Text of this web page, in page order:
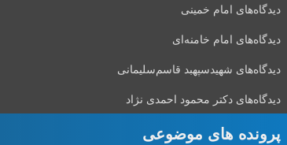
دیدگاه‌های امام خمینی
دیدگاه‌های امام خامنه‌ای
دیدگاه‌های شهید‌سپهبد قاسم‌سلیمانی
دیدگاه‌های دکتر محمود احمدی نژاد
پرونده های موضوعی